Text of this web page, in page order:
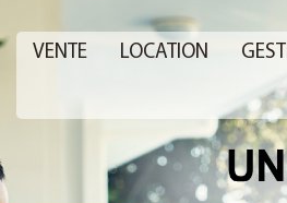
VENTE LOCATION